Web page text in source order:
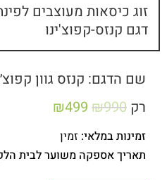
זוג כיסאות מעוצבים
דגם קנזס-קפוצ'ינו
שם הדגם: קנזס גוון
רק
₪990
₪499
זמינות במלאי: זמין
תאריך אספקה משוער לבית